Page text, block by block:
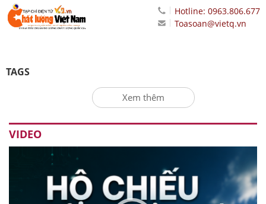
Hotline: 0963.806.677
Toasoan@vietq.vn
TAGS
Xem thêm
VIDEO